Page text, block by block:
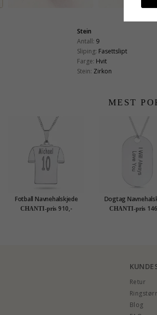
Stein
Antall: 9
Sliping: Fasettslipt
Farge: Hvit
Stein: Zirkon
MEST
Fotball Navnehalskjede
med anheng i sølv - My
Letter
CHANTI-pris 910,-
Dogtag
med anheng i sølv
Letter
CHANTI-pris
Retur
Blog